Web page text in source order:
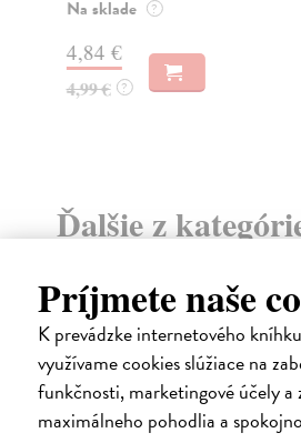
Príjmete naše
K prevádzke internetového
využívame cookies slúžiace na
funkčnosti, marketingové účely a
maximálneho pohodlia a
Na sklade ?
4,84 €
4,99 € ?
Ďalšie z